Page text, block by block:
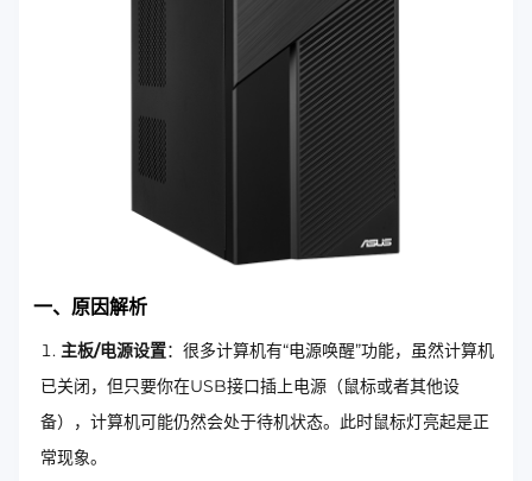
一、原因解析
主板/电源设置：很多计算机有“电源唤醒”功能，虽然计算机
已关闭，但只要你在USB接口插上电源（鼠标或者其他设
备），计算机可能仍然会处于待机状态。此时鼠标灯亮起是正
常现象。